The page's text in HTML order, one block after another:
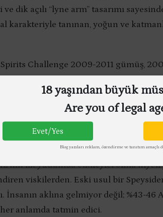
dik açılı “lyne arm” tasarımı
karakteriyle tanınan, yoğun ve
Challenge 2009-2011 gümüş,
World Spirits Competition 2001-
gümüş.
altın, 2008-2009 gümüş.
Masters 2010-2011 altın.
Whisky Bible 81.5 puan.
ilk yudumda etkileyici olma niyeti
viskilerden. Eski usul bir
İnsanın aklına gelmiyor değil; %43-46
anlamda tatmin edici.
18 yaşından büyük
Are you of legal
Evet/Yes
Blog yazıları reklam, özendirme ve tanıtım amaçlı